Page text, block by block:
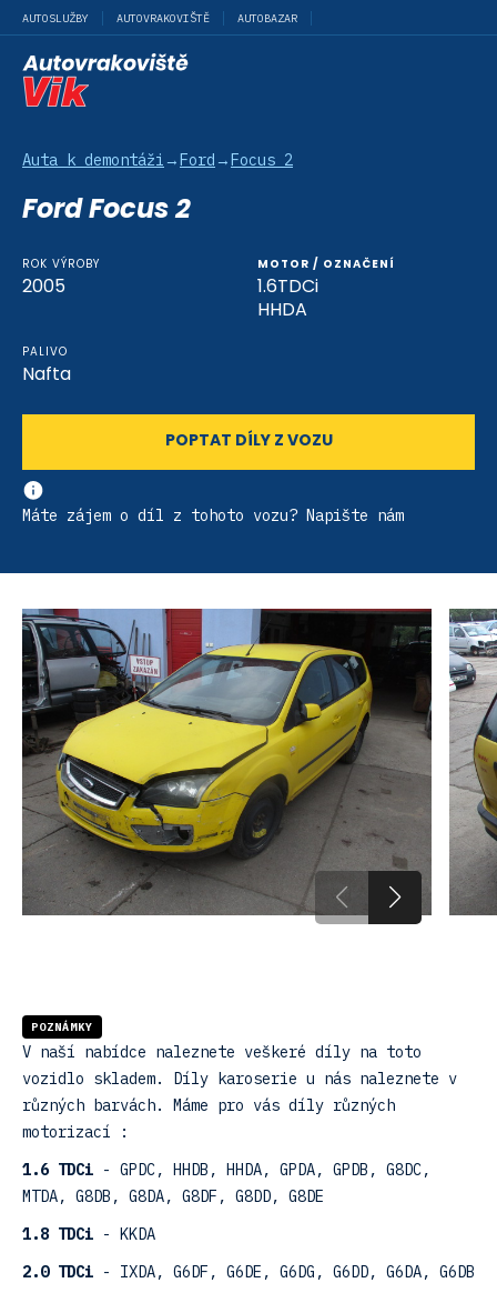
AUTOSLUŽBY AUTOVRAKOVIŠTĚ AUTOBAZAR
Auta k demontáži →Ford →Focus 2
Ford Focus 2
ROK VÝROBY
2005
MOTOR / OZNAČENÍ
1.6TDCi
HHDA
PALIVO
Nafta
POPTAT DÍLY Z VOZU
Máte zájem o díl z tohoto vozu? Napište nám
POZNÁMKY
V naší nabídce naleznete veškeré díly na toto
vozidlo skladem. Díly karoserie u nás naleznete v
různých barvách. Máme pro vás díly různých
motorizací :
1.6 TDCi - GPDC, HHDB, HHDA, GPDA, GPDB, G8DC,
MTDA, G8DB, G8DA, G8DF, G8DD, G8DE
1.8 TDCi - KKDA
2.0 TDCi - IXDA, G6DF, G6DE, G6DG, G6DD, G6DA, G6DB